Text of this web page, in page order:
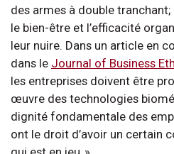
des armes à double
le bien-être et l’efficacité
leur nuire. Dans un article en
dans le Journal of Business
les entreprises doivent être
œuvre des technologies
dignité fondamentale des
ont le droit d’avoir un certain